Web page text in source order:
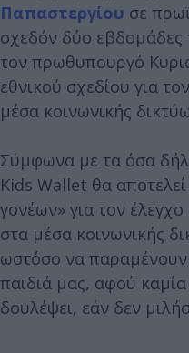
Παπαστεργίου σε
σχεδόν δύο
τον πρωθυπουργό
εθνικού σχεδίου για
μέσα κοινωνικής
Σύμφωνα με τα όσα
Kids Wallet θα
γονέων» για τον
στα μέσα κοινωνικής
ωστόσο να παραμένουν
παιδιά μας, αφού
δουλέψει, εάν δεν